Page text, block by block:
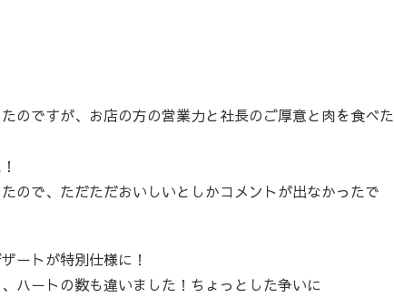
のですが、お店の方の営業力と社長のご厚意と肉を食べた
ので、ただただおいしいとしかコメントが出なかったで
ートが特別仕様に！
ハートの数も違いました！ちょっとした争いに